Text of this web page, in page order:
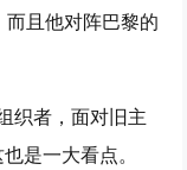
且他对阵巴黎的
织者，面对旧主
是一大看点。